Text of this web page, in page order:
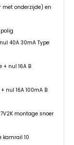
onderzijde) en
40A 30mA Type
+ nul 16A B
nul 16A 100mA B
montage snoer
kamrail 10